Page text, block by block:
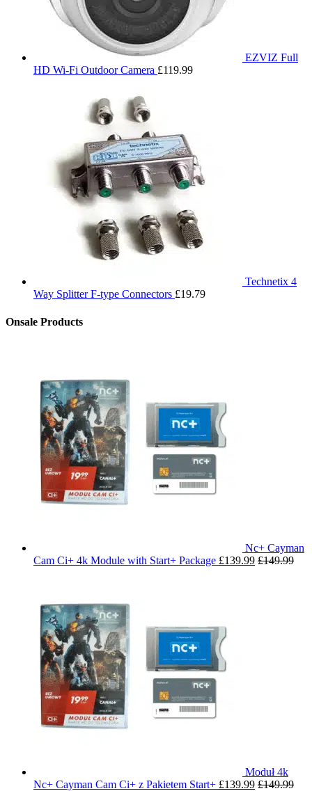
EZVIZ Full
HD Wi-Fi Outdoor Camera £119.99
Technetix 4
Way Splitter F-type Connectors £19.79
Onsale Products
Nc+ Cayman
Cam Ci+ 4k Module with Start+ Package £139.99 £149.99
Moduł 4k
Nc+ Cayman Cam Ci+ z Pakietem Start+ £139.99 £149.99